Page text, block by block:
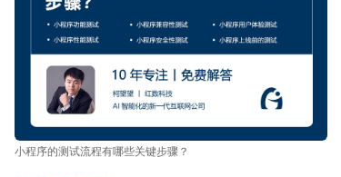
小程序的测试流程有哪些关键步骤？